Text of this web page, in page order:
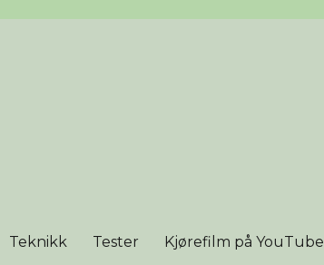
Teknikk Tester Kjørefilm på YouTube